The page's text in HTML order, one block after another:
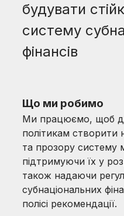
будувати
систему
фінансів
Що ми робимо
Ми працюємо, щоб
політикам
та прозору систему
підтримуючи їх у
також надаючи
субнаціональних
полісі рекомендації.